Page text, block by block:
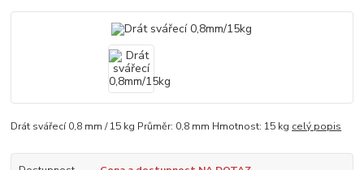
Drát svářecí 0,8 mm / 15 kg Průměr: 0,8 mm Hmotnost: 15 kg celý popis